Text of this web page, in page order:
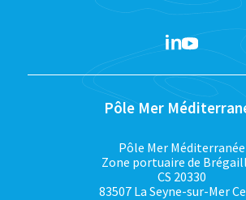
Pôle Mer
Pôle Mer Méditerranée
Zone portuaire de
CS 20330
83507 La Seyne-sur-Mer